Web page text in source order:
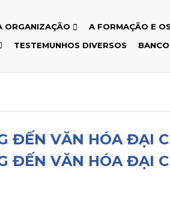
ORGANIZAÇÃO
A FORMAÇÃO E
TESTEMUNHOS DIVERSOS
ĐẾN VĂN HÓA ĐẠI
ĐẾN VĂN HÓA ĐẠI